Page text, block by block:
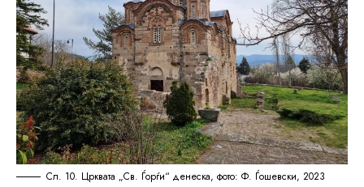
Сл. 10. Црквата „Св. Ѓорѓи“ денеска, фото: Ф. Ѓошевски, 2023